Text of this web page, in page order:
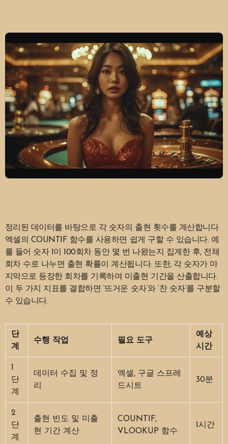
정리된 데이터를 바탕으로 각 숫자의 출현 횟수를 계산합니다.
엑셀의 COUNTIF 함수를 사용하면 쉽게 구할 수 있습니다. 예
를 들어 숫자 1이 100회차 동안 몇 번 나왔는지 집계한 후, 전체
회차 수로 나누면 출현 확률이 계산됩니다. 또한, 각 숫자가 마
지막으로 등장한 회차를 기록하여 미출현 기간을 산출합니다.
이 두 가지 지표를 결합하면 ‘뜨거운 숫자’와 ‘찬 숫자’를 구분할
수 있습니다.
단
계
수행 작업 필요 도구
예상
시간
1
단
계
데이터 수집 및 정
리
엑셀, 구글 스프레
드시트
30분
2
단
계
출현 빈도 및 미출
현 기간 계산
COUNTIF,
VLOOKUP 함수
1시간